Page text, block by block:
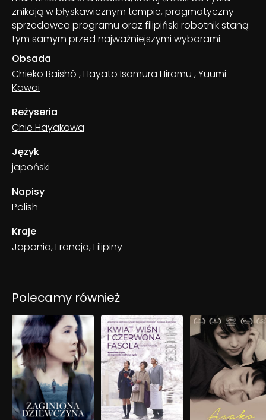
znikają w błyskawicznym tempie, pragmatyczny
sprzedawca programu oraz filipiński robotnik staną
tym samym przed najważniejszymi wyborami.
Obsada
Chieko Baishô ,Hayato Isomura Hiromu ,Yuumi
Kawai
Reżyseria
Chie Hayakawa
Język
japoński
Napisy
Polish
Kraje
Japonia, Francja, Filipiny
Polecamy również